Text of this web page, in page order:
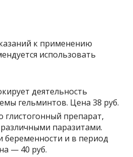
к применению
использовать
деятельность
гельминтов. Цена 38 руб.
глистогонный препарат,
паразитами.
беременности и в период
— 40 руб.